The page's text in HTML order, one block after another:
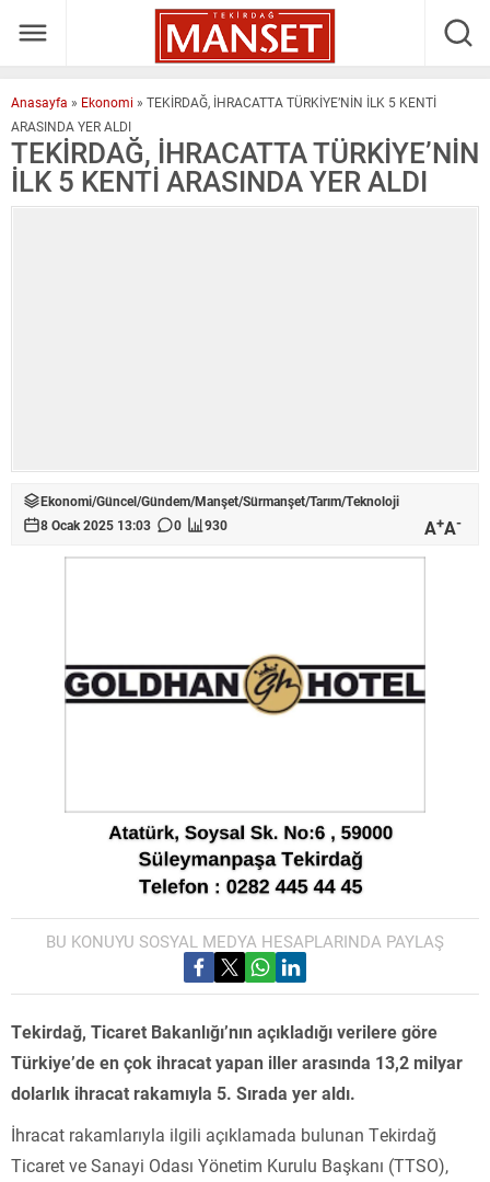
Anasayfa » Ekonomi » TEKİRDAĞ, İHRACATTA TÜRKİYE’NİN İLK 5 KENTİ
ARASINDA YER ALDI
TEKİRDAĞ, İHRACATTA TÜRKİYE’NİN
İLK 5 KENTİ ARASINDA YER ALDI
Ekonomi/Güncel/Gündem/Manşet/Sürmanşet/Tarım/Teknoloji
8 Ocak 2025 13:03
0 930 A+A-
BU KONUYU SOSYAL MEDYA HESAPLARINDA PAYLAŞ
Tekirdağ, Ticaret Bakanlığı’nın açıkladığı verilere göre
Türkiye’de en çok ihracat yapan iller arasında 13,2 milyar
dolarlık ihracat rakamıyla 5. Sırada yer aldı.
İhracat rakamlarıyla ilgili açıklamada bulunan Tekirdağ
Ticaret ve Sanayi Odası Yönetim Kurulu Başkanı (TTSO),